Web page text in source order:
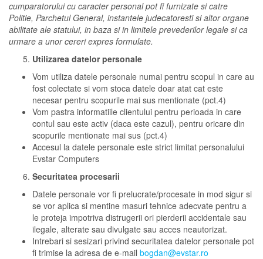
cumparatorului cu caracter personal pot fi furnizate si catre
Politie, Parchetul General, instantele judecatoresti si altor organe
abilitate ale statului, in baza si in limitele prevederilor legale si ca
urmare a unor cereri expres formulate.
Utilizarea datelor personale
Vom utiliza datele personale numai pentru scopul in care au
fost colectate si vom stoca datele doar atat cat este
necesar pentru scopurile mai sus mentionate (pct.4)
Vom pastra informatiile clientului pentru perioada in care
contul sau este activ (daca este cazul), pentru oricare din
scopurile mentionate mai sus (pct.4)
Accesul la datele personale este strict limitat personalului
Evstar Computers
Securitatea procesarii
Datele personale vor fi prelucrate/procesate in mod sigur si
se vor aplica si mentine masuri tehnice adecvate pentru a
le proteja impotriva distrugerii ori pierderii accidentale sau
ilegale, alterate sau divulgate sau acces neautorizat.
Intrebari si sesizari privind securitatea datelor personale pot
fi trimise la adresa de e-mail bogdan@evstar.ro